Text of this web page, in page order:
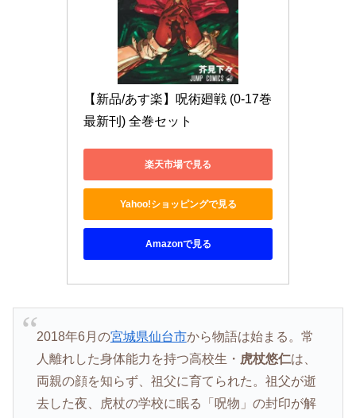
【新品/あす楽】呪術廻戦 (0-17巻
最新刊) 全巻セット
楽天市場で見る
Yahoo!ショッピングで見る
Amazonで見る
2018年6月の宮城県仙台市から物語は始まる。常
人離れした身体能力を持つ高校生・ 虎杖悠仁は、
両親の顔を知らず、祖父に育てられた。祖父が逝
去した夜、虎杖の学校に眠る「呪物」の封印が解